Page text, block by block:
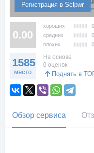
Регистрация в Sclpwr
0.00
хороших
0
средних
0
плохих
0
1585
место
На основе
0 оценок
Поднять в
Обзор сервиса